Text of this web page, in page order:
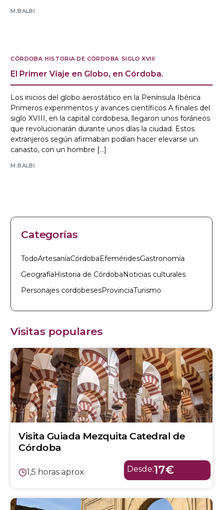
M.BALBI
CÓRDOBA ,HISTORIA DE CÓRDOBA SIGLO XVIII
El Primer Viaje en Globo, en Córdoba.
Los inicios del globo aerostático en la Península Ibérica
Primeros experimentos y avances científicos A finales del
siglo XVIII, en la capital cordobesa, llegaron unos foráneos
que revolucionarán durante unos días la ciudad. Estos
extranjeros según afirmaban podían hacer elevarse un
canasto, con un hombre […]
M.BALBI
Categorías
TodoArtesaníaCórdobaEfeméridesGastronomía
GeografíaHistoria de CórdobaNoticias culturales
Personajes cordobesesProvinciaTurismo
Visitas populares
Visita Guiada Mezquita Catedral de
Córdoba
1,5 horas aprox. Desde:17€